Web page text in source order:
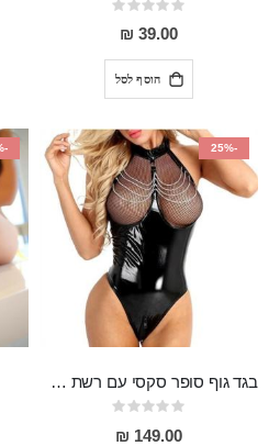
Rating:
0%
39.00 ₪
הוסף לסל
-25%
בגד גוף סופר סקסי עם רשת שקופה בחזה ושרשרות מלמעלה וריצרץ מלמטה Pan במפשעה
Rating:
0%
149.00 ₪
-80%